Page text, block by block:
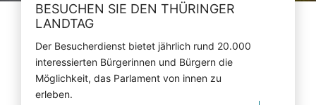
BESUCHEN SIE DEN THÜRINGER
LANDTAG
Der Besucherdienst bietet jährlich rund 20.000
interessierten Bürgerinnen und Bürgern die
Möglichkeit, das Parlament von innen zu
erleben.